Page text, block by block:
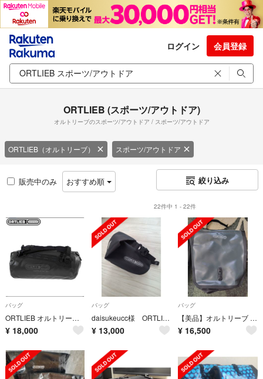
ログイン 会員登録
ORTLIEB (スポーツ/アウトドア)
オルトリーブのスポーツ/アウトドア / スポーツ/アウトドア
ORTLIEB（オルトリーブ） スポーツ/アウトドア
販売中のみ おすすめ順 絞り込み
22件中 1 - 22件
バッグ
ORTLIEB オルトリーブ ダッフル 防水 60L
¥ 18,000
バッグ
daisukeucc様 ORTLIEBオルトリーブサドルバッグ1.6Lともう1点
¥ 13,000
バッグ
【美品】オルトリーブ バックローラークラシック QL2.1 (ペア) パニアバッ
¥ 16,500